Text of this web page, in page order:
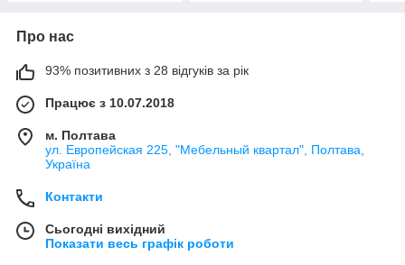
Про нас
93% позитивних з 28 відгуків за рік
Працює з 10.07.2018
м. Полтава
ул. Европейская 225, "Мебельный квартал", Полтава,
Україна
Контакти
Сьогодні вихідний
Показати весь графік роботи